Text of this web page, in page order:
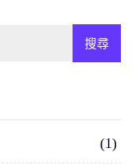
(1)